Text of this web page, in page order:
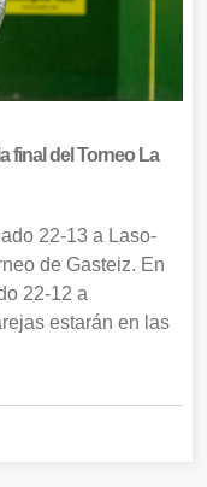
final del Torneo La
22-13 a Laso-
de Gasteiz. En
22-12 a
estarán en las